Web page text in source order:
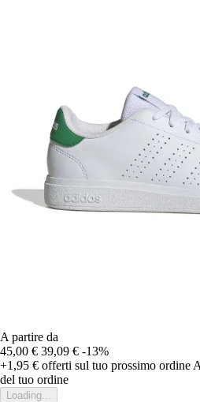
A partire da
45,00 € 39,09 € -13%
+1,95 € offerti sul tuo prossimo ordine
del tuo ordine
Loading...